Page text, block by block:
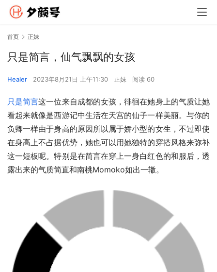
首页 正妹
只是简言，仙气飘飘的女孩
Healer 2023年8月21日 上午11:30 正妹 阅读 60
只是简言这一位来自成都的女孩，徘徊在她身上的气质让她
看起来就像是西游记中生活在天宫的仙子一样美丽。与你的
负卿一样由于身高的原因所以属于娇小型的女生，不过即使
在身高上不占据优势，她也可以用她独特的穿搭风格来弥补
这一短板呢。特别是在简言在穿上一身白红色的和服后，透
露出来的气质简直和南桃Momoko如出一辙。